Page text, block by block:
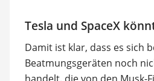
Tesla und SpaceX
Damit ist klar, dass es sich
Beatmungsgeräten noch